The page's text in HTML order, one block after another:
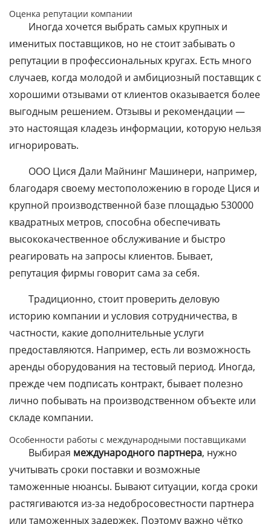
Оценка репутации компании
Иногда хочется выбрать самых крупных и
именитых поставщиков, но не стоит забывать о
репутации в профессиональных кругах. Есть много
случаев, когда молодой и амбициозный поставщик с
хорошими отзывами от клиентов оказывается более
выгодным решением. Отзывы и рекомендации —
это настоящая кладезь информации, которую нельзя
игнорировать.
ООО Цися Дали Майнинг Машинери, например,
благодаря своему местоположению в городе Цися и
крупной производственной базе площадью 530000
квадратных метров, способна обеспечивать
высококачественное обслуживание и быстро
реагировать на запросы клиентов. Бывает,
репутация фирмы говорит сама за себя.
Традиционно, стоит проверить деловую
историю компании и условия сотрудничества, в
частности, какие дополнительные услуги
предоставляются. Например, есть ли возможность
аренды оборудования на тестовый период. Иногда,
прежде чем подписать контракт, бывает полезно
лично побывать на производственном объекте или
складе компании.
Особенности работы с международными поставщиками
Выбирая международного партнера, нужно
учитывать сроки поставки и возможные
таможенные нюансы. Бывают ситуации, когда сроки
растягиваются из-за недобросовестности партнера
или таможенных задержек. Поэтому важно чётко